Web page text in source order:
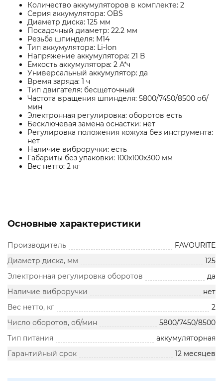
Количество аккумуляторов в комплекте: 2
Серия аккумулятора: OBS
Диаметр диска: 125 мм
Посадочный диаметр: 22.2 мм
Резьба шпинделя: М14
Тип аккумулятора: Li-Ion
Напряжение аккумулятора: 21 В
Емкость аккумулятора: 2 А*ч
Универсальный аккумулятор: да
Время заряда: 1 ч
Тип двигателя: бесщеточный
Частота вращения шпинделя: 5800/7450/8500 об/
мин
Электронная регулировка: оборотов есть
Бесключевая замена оснастки: нет
Регулировка положения кожуха без инструмента:
нет
Наличие виброручки: есть
Габариты без упаковки: 100x100x300 мм
Вес нетто: 2 кг
Основные характеристики
Производитель
FAVOURITE
Диаметр диска, мм
125
Электронная регулировка оборотов
да
Наличие виброручки
нет
Вес нетто, кг
2
Число оборотов, об/мин
5800/7450/8500
Тип питания
аккумуляторная
Гарантийный срок
12 месяцев